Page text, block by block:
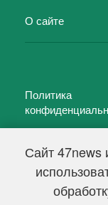
Сайт 47news
О сайте
Политика
47 новостей (47
Свидетельство о